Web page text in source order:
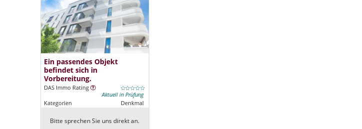
Ein passendes Objekt
befindet sich in
Vorbereitung.
DAS Immo Rating
Aktuell in Prüfung
Kategorien
Denkmal
Bitte sprechen Sie uns direkt an.